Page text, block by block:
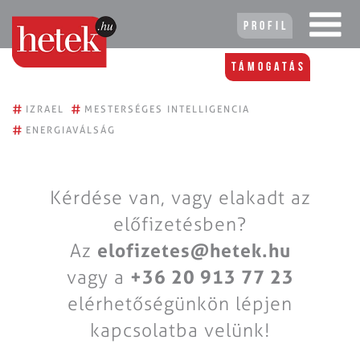
Profil
Támogatás
# IZRAEL # MESTERSÉGES INTELLIGENCIA
# ENERGIAVÁLSÁG
Kérdése van, vagy elakadt az
előfizetésben?
Az elofizetes@hetek.hu
vagy a +36 20 913 77 23
elérhetőségünkön lépjen
kapcsolatba velünk!